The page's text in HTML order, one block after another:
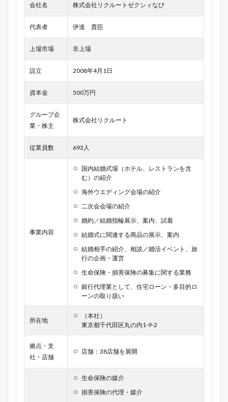
会社名 株式会社リクルートゼクシィなび
代表者 伊達 貴臣
上場市場 非上場
設立 2008年4月1日
資本金 500万円
グループ企
業・株主
株式会社リクルート
従業員数 693人
事業内容
国内結婚式場（ホテル、レストランを含
む）の紹介
海外ウエディング会場の紹介
二次会会場の紹介
婚約／結婚指輪展示、案内、試着
結婚式に関連する商品の展示、案内
結婚相手の紹介、相談／婚活イベント、旅
行の企画・運営
生命保険・損害保険の募集に関する業務
銀行代理業として、住宅ローン・多目的ロ
ーンの取り扱い
所在地
（本社）
東京都千代田区丸の内1-9-2
拠点・支
社・店舗
店舗：38店舗を展開
生命保険の媒介
損害保険の代理・媒介